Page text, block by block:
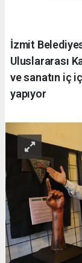
İzmit
Uluslararası
ve sanatın iç
yapıyor